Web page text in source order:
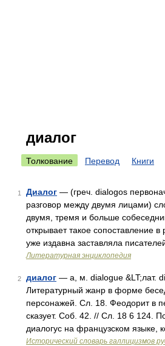
диалог
Толкование Перевод Книги
1 Диалог — (греч. dialogos
разговор между двумя лицами)
двумя, тремя и больше
открывает такое сопоставление в
уже издавна заставляла
Литературная энциклопедия
2 диалог — а, м. dialogue &LT;лат.
Литературный жанр в форме
персонажей. Сл. 18. Феодорит в
сказует. Соб. 42. // Сл. 18 6 124.
диалогус на французском языке,
Исторический словарь галлицизмов